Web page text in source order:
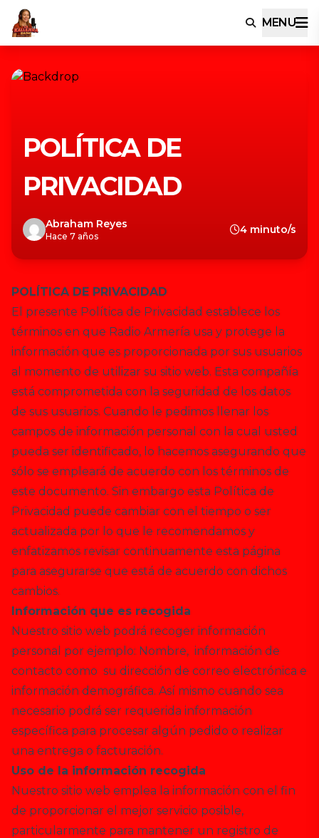
MENU
POLÍTICA DE
PRIVACIDAD
Abraham Reyes
Hace 7 años
4 minuto/s
POLÍTICA DE PRIVACIDAD
El presente Política de Privacidad establece los
términos en que Radio Armería usa y protege la
información que es proporcionada por sus usuarios
al momento de utilizar su sitio web. Esta compañía
está comprometida con la seguridad de los datos
de sus usuarios. Cuando le pedimos llenar los
campos de información personal con la cual usted
pueda ser identificado, lo hacemos asegurando que
sólo se empleará de acuerdo con los términos de
este documento. Sin embargo esta Política de
Privacidad puede cambiar con el tiempo o ser
actualizada por lo que le recomendamos y
enfatizamos revisar continuamente esta página
para asegurarse que está de acuerdo con dichos
cambios.
Información que es recogida
Nuestro sitio web podrá recoger información
personal por ejemplo: Nombre, información de
contacto como su dirección de correo electrónica e
información demográfica. Así mismo cuando sea
necesario podrá ser requerida información
específica para procesar algún pedido o realizar
una entrega o facturación.
Uso de la información recogida
Nuestro sitio web emplea la información con el fin
de proporcionar el mejor servicio posible,
particularmente para mantener un registro de